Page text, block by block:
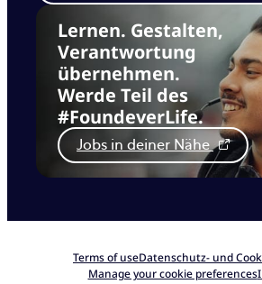
Lernen. Gestalten,
Verantwortung
übernehmen.
Werde Teil des
#FoundeverLife.
Jobs in deiner Nähe
Terms of useDatenschutz- und
Manage your cookie preferences